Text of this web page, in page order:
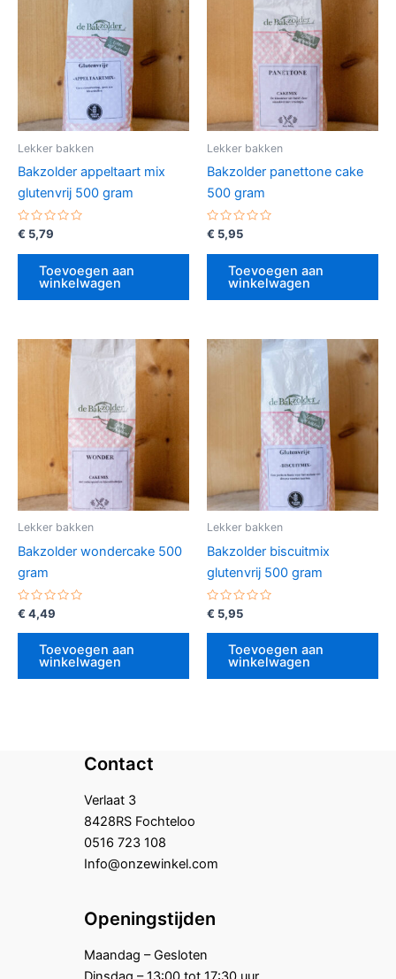
Lekker bakken
Bakzolder appeltaart mix
glutenvrij 500 gram
Gewaardeerd
uit
€ 5,79
Toevoegen aan
winkelwagen
Lekker bakken
Bakzolder panettone cake
500 gram
Gewaardeerd
uit
€ 5,95
Toevoegen aan
winkelwagen
Lekker bakken
Bakzolder wondercake 500
gram
Gewaardeerd
0
uit
€ 4,49
Toevoegen aan
winkelwagen
Lekker bakken
Bakzolder biscuitmix
glutenvrij 500 gram
Gewaardeerd
0
uit
€ 5,95
Toevoegen aan
winkelwagen
Contact
Verlaat 3
8428RS Fochteloo
0516 723 108
Info@onzewinkel.com
Openingstijden
Maandag – Gesloten